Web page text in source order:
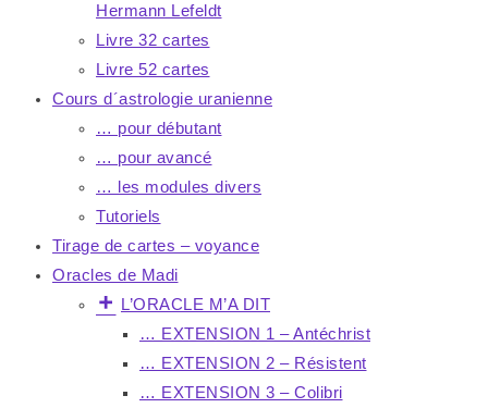
Hermann Lefeldt
Livre 32 cartes
Livre 52 cartes
Cours d´astrologie uranienne
… pour débutant
… pour avancé
… les modules divers
Tutoriels
Tirage de cartes – voyance
Oracles de Madi
L’ORACLE M’A DIT
… EXTENSION 1 – Antéchrist
… EXTENSION 2 – Résistent
… EXTENSION 3 – Colibri